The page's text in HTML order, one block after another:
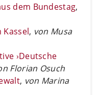
dem Bundestag,
, von Musa
›Deutsche
Florian Osuch
, von Marina